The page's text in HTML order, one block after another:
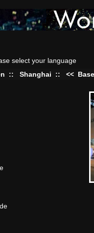
select your language
:: Shanghai :: <<